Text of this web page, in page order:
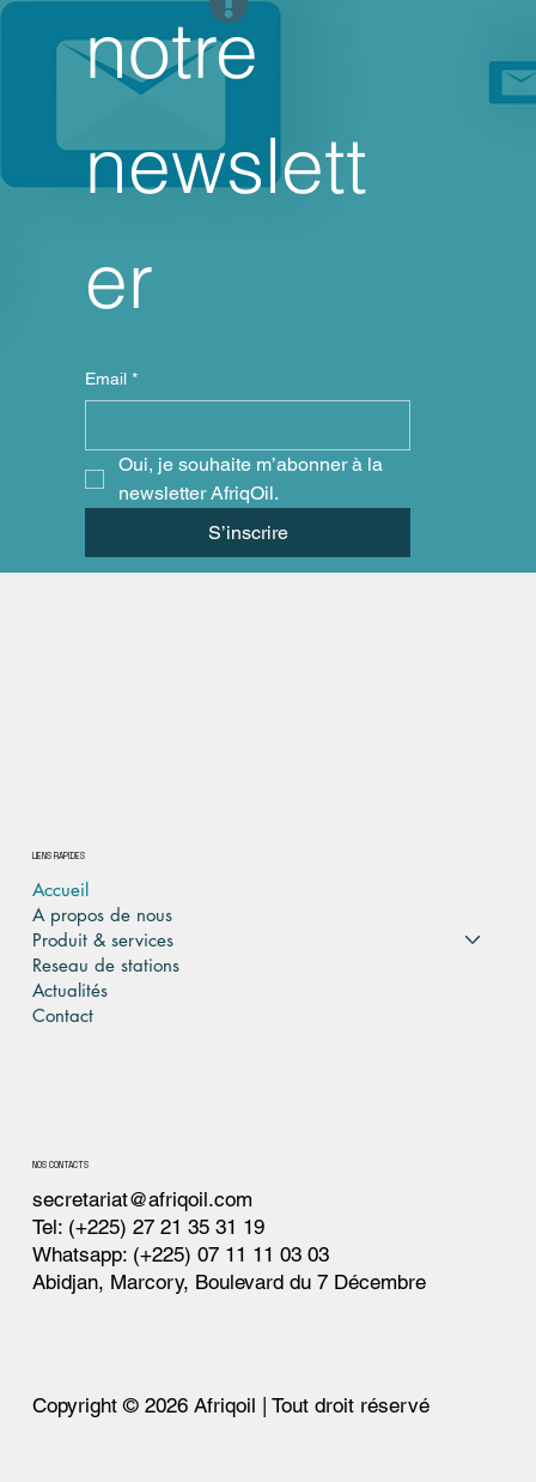
notre
newslett
er
Email *
Oui, je souhaite m’abonner à la
newsletter AfriqOil.
S’inscrire
LIENS RAPIDES
Accueil
A propos de nous
Produit & services
Reseau de stations
Actualités
Contact
NOS CONTACTS
secretariat@afriqoil.com
Tel: (+225) 27 21 35 31 19
Whatsapp: (+225) 07 11 11 03 03
Abidjan, Marcory, Boulevard du 7 Décembre
Copyright © 2026 Afriqoil | Tout droit réservé